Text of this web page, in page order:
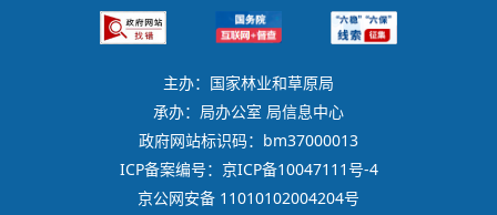
主办：国家林业和草原局
承办：局办公室 局信息中心
政府网站标识码：bm37000013
ICP备案编号：京ICP备10047111号-4
京公网安备 11010102004204号